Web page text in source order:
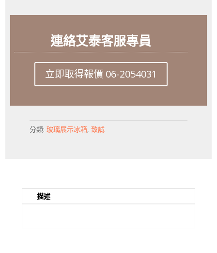
連絡艾泰客服專員
立即取得報價 06-2054031
分類:玻璃展示冰箱,致誠
描述